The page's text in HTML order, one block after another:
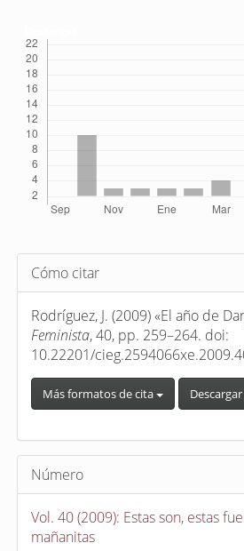
Detalles
del
artículo
Cómo citar
Rodríguez, J. (2009) «El año de
Feminista, 40, pp. 259–264. doi:
10.22201/
Más formatos de cita
Número
Vol. 40 (2009): Estas son, estas
mañanitas